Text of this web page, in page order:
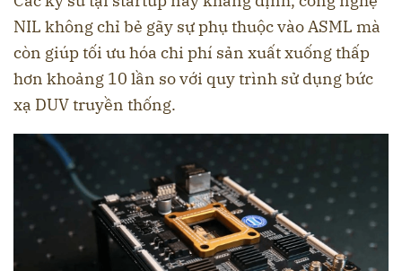
NIL không chỉ bẻ gãy sự phụ thuộc vào ASML mà
còn giúp tối ưu hóa chi phí sản xuất xuống thấp
hơn khoảng 10 lần so với quy trình sử dụng bức
xạ DUV truyền thống.